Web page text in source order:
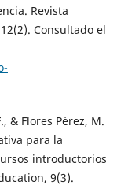
Revista
Consultado el
& Flores Pérez, M.
para la
introductorios
9(3).